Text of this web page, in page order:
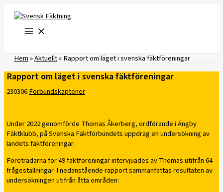
innehåll
Hem»Aktuellt»Rapport om läget i svenska fäktföreningar
Rapport om läget i svenska fäktföreningar
230306Förbundskaptener
Under 2022 genomförde Thomas Åkerberg, ordförande i Ängby
Fäktklubb, på Svenska Fäktförbundets uppdrag en undersökning av
landets fäktföreningar.
Företrädarna för 49 fäktföreningar intervjuades av Thomas utifrån 64
frågeställningar. I nedanstående rapport sammanfattas resultaten av
undersökningen utifrån åtta områden: